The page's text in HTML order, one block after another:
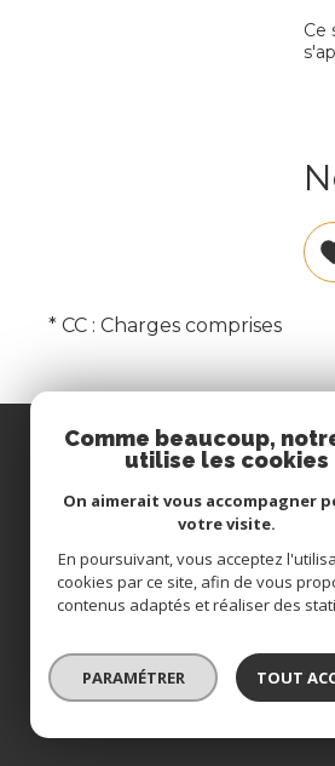
Ce
* CC : Charges comprises
Se
espace
Comme beaucoup,
utilise les cookies
On aimerait vous accompagner
votre visite.
En poursuivant, vous acceptez
cookies par ce site, afin de vous
contenus adaptés et réaliser des
PARAMÉTRER TOUT